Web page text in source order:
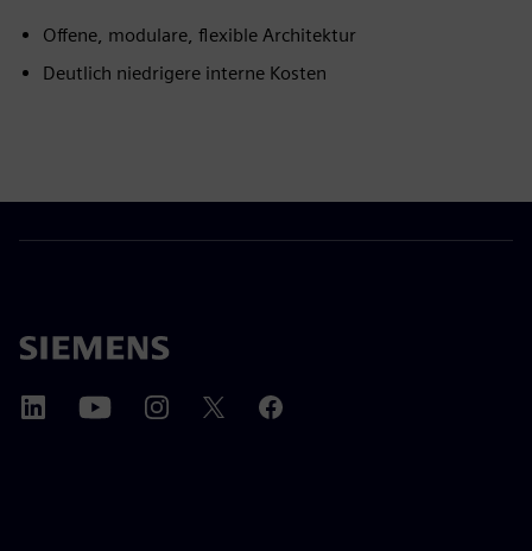
Offene, modulare, flexible Architektur
Deutlich niedrigere interne Kosten